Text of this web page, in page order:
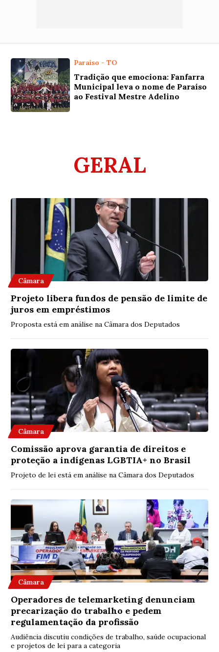
Paraíso - TO
Tradição que emociona: Fanfarra
Municipal leva o nome de Paraíso
ao Festival Mestre Adelino
GERAL
Câmara
Projeto libera fundos de pensão de limite de
juros em empréstimos
Proposta está em análise na Câmara dos Deputados
Câmara
Comissão aprova garantia de direitos e
proteção a indígenas LGBTIA+ no Brasil
Projeto de lei está em análise na Câmara dos Deputados
Câmara
Operadores de telemarketing denunciam
precarização do trabalho e pedem
regulamentação da profissão
Audiência discutiu condições de trabalho, saúde ocupacional
e projetos de lei para a categoria